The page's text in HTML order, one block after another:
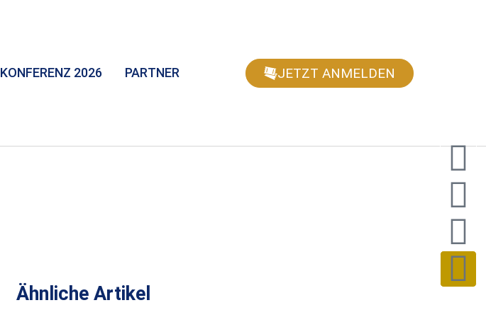
KONFERENZ 2026 PARTNER JETZT ANMELDEN
Ähnliche Artikel